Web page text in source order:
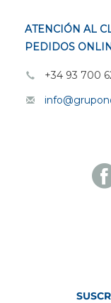
ATENCIÓN AL
PEDIDOS
+34 93 700